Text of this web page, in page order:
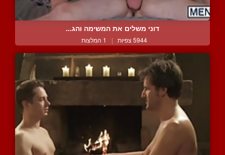
דוני משלים את המשימה והג...
5944 צפיות | 1 המלצות